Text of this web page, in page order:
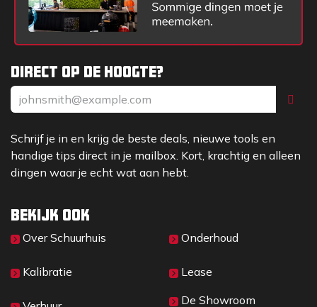
Direct op de hoogte?
Schrijf je in en krijg de beste deals, nieuwe tools en
handige tips direct in je mailbox. Kort, krachtig en alleen
dingen waar je echt wat aan hebt.
Bekijk ook
Over Sc​huurhuis
Kalibratie
Onderhoud
Lease
De Showroom